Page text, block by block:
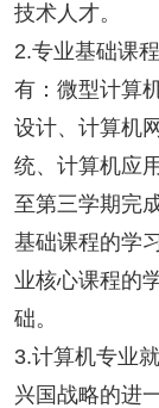
技术人才。
2.专业基础课
有：微型计算
设计、计算机
统、计算机应
至第三学期完
基础课程的学
业核心课程的
础。
3.计算机专业
兴国战略的进